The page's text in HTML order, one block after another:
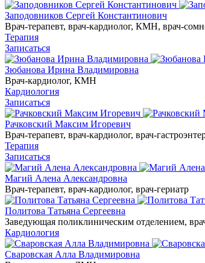
Заподовников Сергей Константинович
Врач-терапевт, врач-кардиолог, КМН, врач-
Терапия
Записаться
Зюбанова Ирина Владимировна
Врач-кардиолог, КМН
Кардиология
Записаться
Рачковский Максим Игоревич
Врач-терапевт, врач-кардиолог, врач-
Терапия
Записаться
Магий Алена Александровна
Врач-терапевт, врач-кардиолог, врач-гериатр
Политова Татьяна Сергеевна
Заведующая поликлиническим отделением,
Кардиология
Сваровская Алла Владимировна